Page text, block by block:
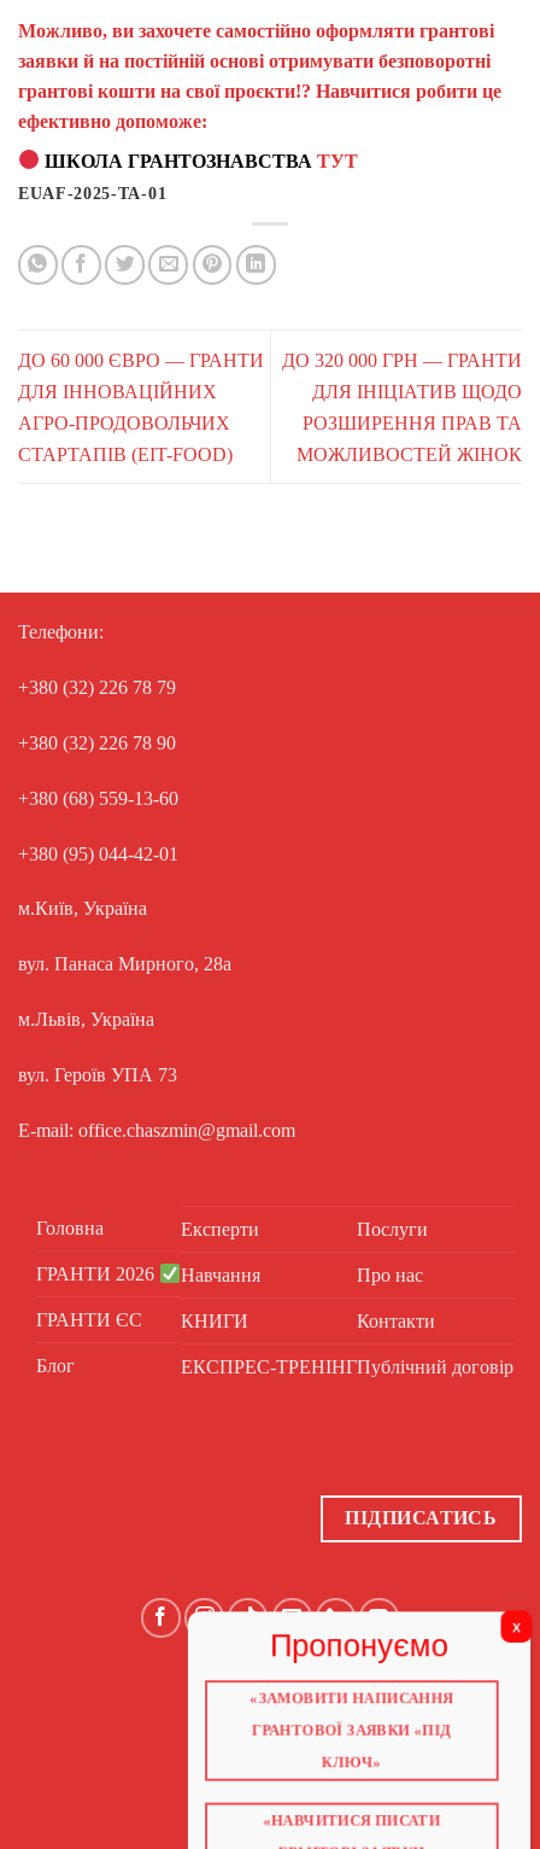
Можливо, ви захочете самостійно оформляти грантові
заявки й на постійній основі отримувати безповоротні
грантові кошти на свої проєкти!? Навчитися робити це
ефективно допоможе:
ШКОЛА ГРАНТОЗНАВСТВАТУТ
EUAF-2025-TA-01
ДО 60 000 ЄВРО — ГРАНТИ
ДЛЯ ІННОВАЦІЙНИХ
АГРО-ПРОДОВОЛЬЧИХ
СТАРТАПІВ (EIT-FOOD)
ДО 320 000 ГРН — ГРАНТИ
ДЛЯ ІНІЦІАТИВ ЩОДО
РОЗШИРЕННЯ ПРАВ ТА
МОЖЛИВОСТЕЙ ЖІНОК
Телефони:
+380 (32) 226 78 79
+380 (32) 226 78 90
+380 (68) 559-13-60
+380 (95) 044-42-01
м.Київ, Україна
вул. Панаса Мирного, 28а
м.Львів, Україна
вул. Героїв УПА 73
E-mail: office.chaszmin@gmail.com
Головна
ГРАНТИ 2026
ГРАНТИ ЄС
Блог
Експерти
Навчання
КНИГИ
ЕКСПРЕС-ТРЕНІНГ
Послуги
Про нас
Контакти
Публічний договір
ПІДПИСАТИСЬ
ГОЛОВНА
ГРАНТИ 2026
ПОСЛУГИ
НАВЧАННЯ
КНИГИ
«ЗАМОВИТИ НАПИСАННЯ
ГРАНТОВОЇ ЗАЯВКИ «ПІД
КЛЮЧ»
«НАВЧИТИСЯ ПИСАТИ